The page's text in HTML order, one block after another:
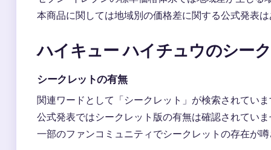
本商品に関しては地域別の価格差に関する公式発表
ハイキュー ハイチュウのシー
シークレットの有無
関連ワードとして「シークレット」が検索されてい
公式発表ではシークレット版の有無は確認されてい
一部のファンコミュニティでシークレットの存在が